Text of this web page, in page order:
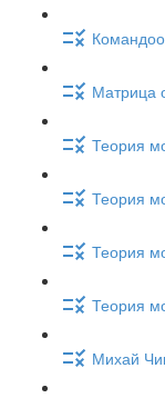
Матрица
Теория
Теория
Теория
Теория
Михай